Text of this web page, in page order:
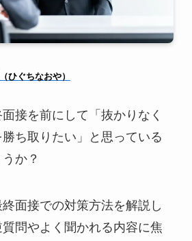
ひぐちなおや）
接を前にして「抜かりなく
ち取りたい」と思っている
か？
面接での対策方法を解説し
問やよく聞かれる内容に焦